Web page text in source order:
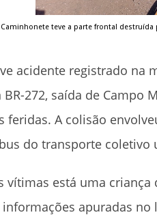
Caminhonete teve a parte frontal destruída
acidente registrado na
272, saída de Campo
feridas. A colisão
do transporte coletivo
vítimas está uma
apuradas